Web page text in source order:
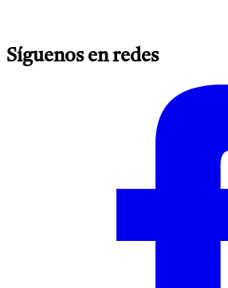
Síguenos en redes